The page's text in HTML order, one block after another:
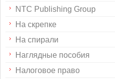
NTC Publishing Group
На скрепке
На спирали
Наглядные пособия
Налоговое право